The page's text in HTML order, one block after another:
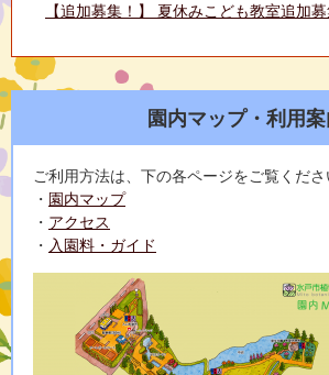
【追加募集！】 夏休みこども教室追加募
園内マップ・利用案
ご利用方法は、下の各ページをご覧くださ
・ 園内マップ
・ アクセス
・ 入園料・ガイド